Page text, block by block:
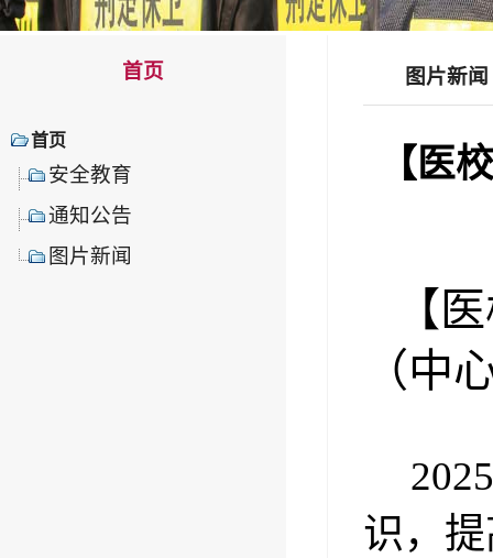
首页
首页
安全教育
通知公告
图片新闻
图片新闻
【医
【
（中
识，